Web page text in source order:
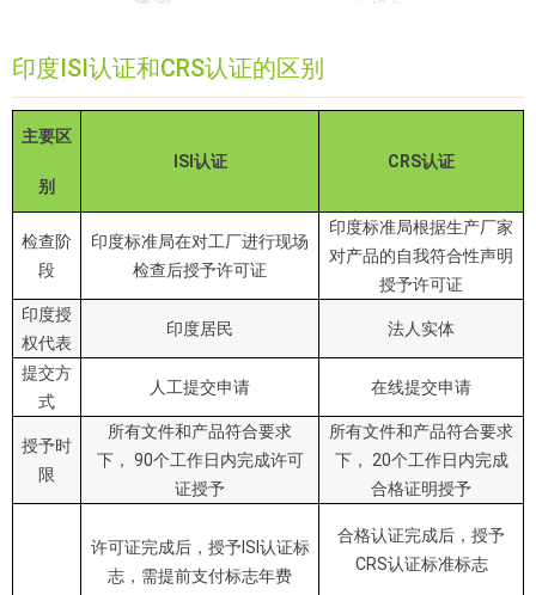
印度ISI认证和CRS认证的区别
主要区
别
ISI认证 CRS认证
检查阶
段
印度标准局在对工厂进行现场
检查后授予许可证
印度标准局根据生产厂家
对产品的自我符合性声明
授予许可证
印度授
权代表
印度居民 法人实体
提交方
式
人工提交申请 在线提交申请
授予时
限
所有文件和产品符合要求
下， 90个工作日内完成许可
证授予
所有文件和产品符合要求
下， 20个工作日内完成
合格证明授予
许可证完成后，授予ISI认证标
志，需提前支付标志年费
合格认证完成后，授予
CRS认证标准标志